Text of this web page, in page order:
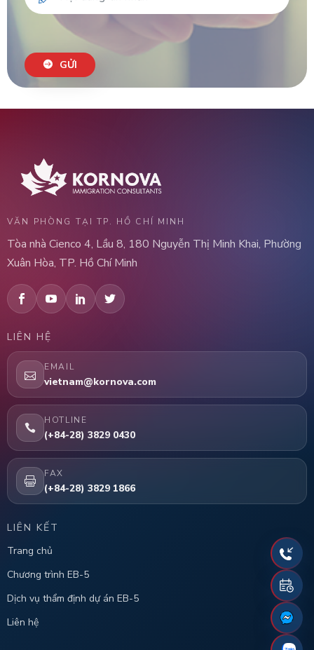
GỬI
VĂN PHÒNG TẠI TP. HỒ CHÍ MINH
Tòa nhà Cienco 4, Lầu 8, 180 Nguyễn Thị Minh Khai, Phường
Xuân Hòa, TP. Hồ Chí Minh
LIÊN HỆ
EMAIL
vietnam@kornova.com
HOTLINE
(+84-28) 3829 0430
FAX
(+84-28) 3829 1866
LIÊN KẾT
Trang chủ
Chương trình EB-5
Dịch vụ thẩm định dự án EB-5
Liên hệ